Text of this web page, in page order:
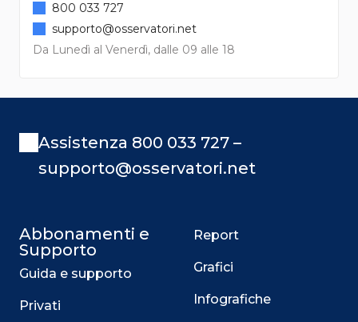
Da Lunedì al Venerdì, dalle 09 alle 18
800 033 727
supporto@osservatori.net
Assistenza 800 033 727 –
supporto@osservatori.net
Abbonamenti e
Supporto
Guida e supporto
Privati
Report
Grafici
Infografiche